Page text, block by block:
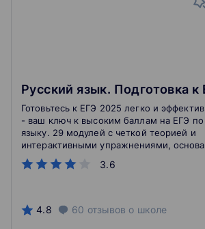
Русский язык. Подготовка к
3.6
Готовьтесь к ЕГЭ 2025 легко и
- ваш ключ к высоким баллам на ЕГЭ по
языку. 29 модулей с четкой теорией и
интерактивными упражнениями,
реальных заданиях ЕГЭ, помогут вам
сложные темы и закрепить знания.
углубить свои знания и уверенно сдать
максимум.Учитесь в удобное время,
4.8 60 отзывов о школе